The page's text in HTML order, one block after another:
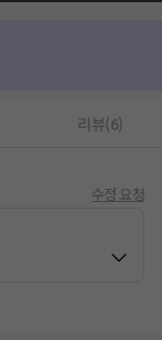
리뷰(6)
수정 요청